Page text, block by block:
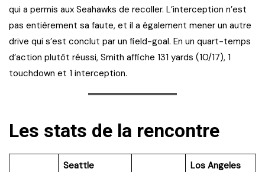
qui a permis aux Seahawks de recoller. L’interception n’est
pas entièrement sa faute, et il a également mener un autre
drive qui s’est conclut par un field-goal. En un quart-temps
d’action plutôt réussi, Smith affiche 131 yards (10/17), 1
touchdown et 1 interception.
Les stats de la rencontre
Seattle
Los Angeles